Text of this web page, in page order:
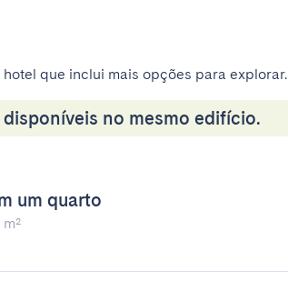
que inclui mais opções para explorar.
no mesmo edifício.
um quarto